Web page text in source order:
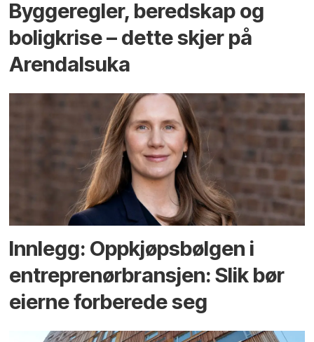
Bygge­regler, beredskap og
bolig­krise – dette skjer på
Arendals­uka
Innlegg: Oppkjøps­bølgen i
entreprenør­bransjen: Slik bør
eierne forberede seg